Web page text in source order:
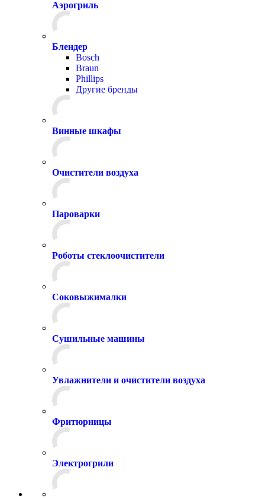
Аэрогриль
Блендер
Bosch
Braun
Phillips
Другие бренды
Винные шкафы
Очистители воздуха
Пароварки
Роботы стеклоочистители
Соковыжималки
Сушильные машины
Увлажнители и очистители воздуха
Фритюрницы
Электрогрили